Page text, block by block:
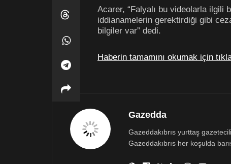
Acarer, “Falyalı bu videolarla ilgili
iddianamelerin gerektirdiği gibi
bilgiler var” dedi.
Haberin tamamını okumak için
Gazedda
Gazeddakıbrıs yurttaş
Gazeddakıbrıs her koşulda